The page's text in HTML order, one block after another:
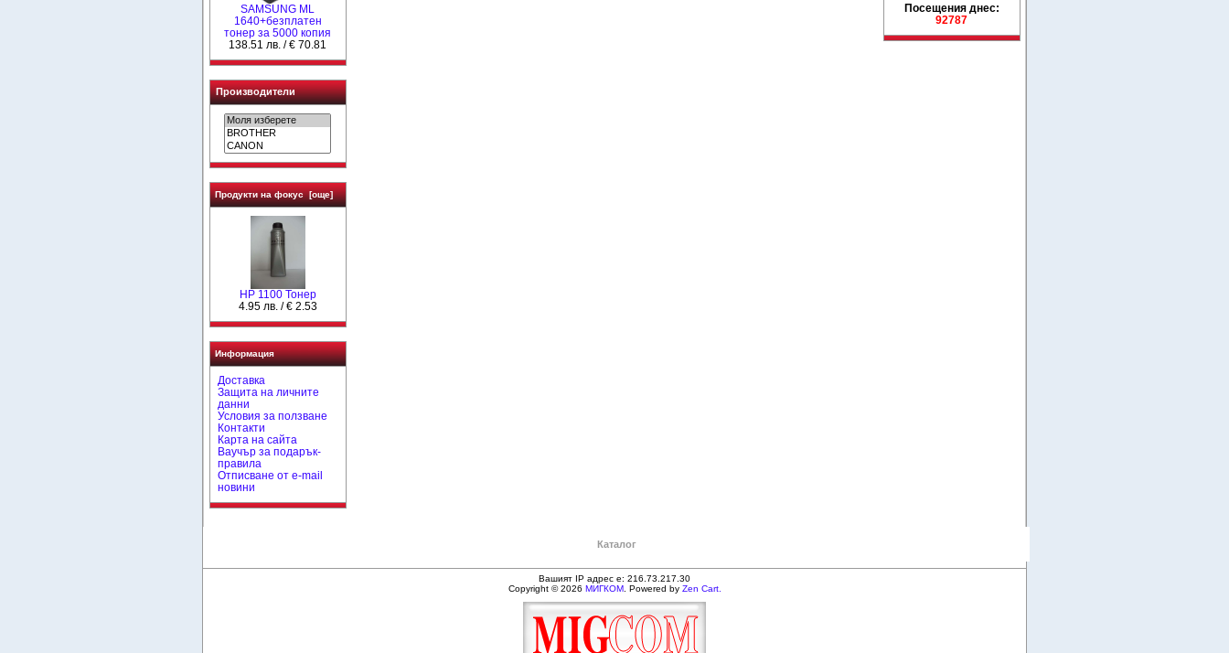
SAMSUNG ML
1640+безплатен
тонер за 5000 копия
138.51 лв. / € 70.81
Производители
Продукти на фокус [още]
HP 1100 Тонер
4.95 лв. / € 2.53
Информация
Доставка
Защита на личните
данни
Условия за ползване
Контакти
Карта на сайта
Ваучър за подарък-
правила
Отписване от e-mail
новини
Посещения днес:
92787
Каталог
Вашият IP адрес е: 216.73.217.30
Copyright © 2026 МИГКОМ. Powered by Zen Cart.